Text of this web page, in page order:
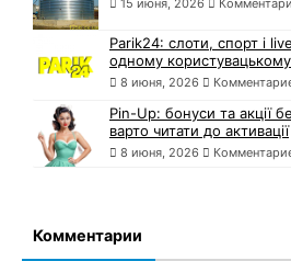
Parik24: слоти, спорт і
одному
8 июня, 2026
Pin-Up: бонуси та акції
варто читати до активації
8 июня, 2026
Комментарии